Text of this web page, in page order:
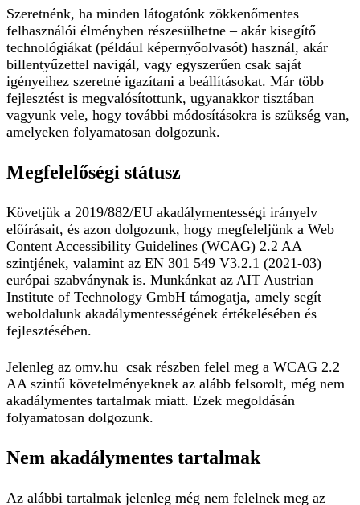
Szeretnénk, ha minden látogatónk zökkenőmentes
felhasználói élményben részesülhetne – akár kisegítő
technológiákat (például képernyőolvasót) használ, akár
billentyűzettel navigál, vagy egyszerűen csak saját
igényeihez szeretné igazítani a beállításokat. Már több
fejlesztést is megvalósítottunk, ugyanakkor tisztában
vagyunk vele, hogy további módosításokra is szükség van,
amelyeken folyamatosan dolgozunk.
Megfelelőségi státusz
Követjük a 2019/882/EU akadálymentességi irányelv
előírásait, és azon dolgozunk, hogy megfeleljünk a Web
Content Accessibility Guidelines (WCAG) 2.2 AA
szintjének, valamint az EN 301 549 V3.2.1 (2021-03)
európai szabványnak is. Munkánkat az AIT Austrian
Institute of Technology GmbH támogatja, amely segít
weboldalunk akadálymentességének értékelésében és
fejlesztésében.
Jelenleg az omv.hu csak részben felel meg a WCAG 2.2
AA szintű követelményeknek az alább felsorolt, még nem
akadálymentes tartalmak miatt. Ezek megoldásán
folyamatosan dolgozunk.
Nem akadálymentes tartalmak
Az alábbi tartalmak jelenleg még nem felelnek meg az